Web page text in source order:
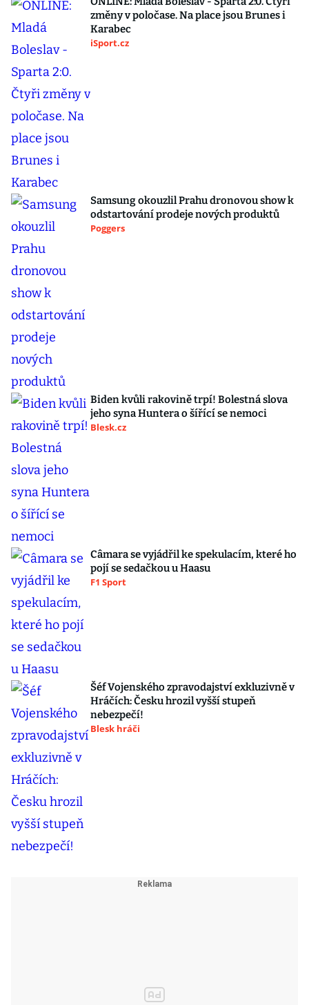
změny v poločase. Na place jsou Brunes i
Karabec
iSport.cz
Samsung okouzlil Prahu dronovou show k
odstartování prodeje nových produktů
Poggers
Biden kvůli rakovině trpí! Bolestná slova
jeho syna Huntera o šířící se nemoci
Blesk.cz
Câmara se vyjádřil ke spekulacím, které ho
pojí se sedačkou u Haasu
F1 Sport
Šéf Vojenského zpravodajství exkluzivně v
Hráčích: Česku hrozil vyšší stupeň
nebezpečí!
Blesk hráči